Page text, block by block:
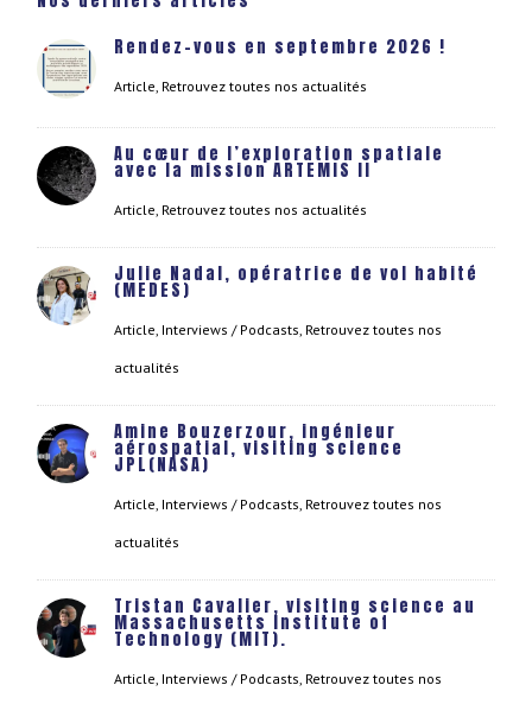
Rendez-vous en septembre 2026 !
Article, Retrouvez toutes nos actualités
Au cœur de l’exploration spatiale
avec la mission ARTEMIS II
Article, Retrouvez toutes nos actualités
Julie Nadal, opératrice de vol habité
(MEDES)
Article, Interviews / Podcasts, Retrouvez toutes nos
actualités
Amine Bouzerzour, ingénieur
aérospatial, visiting science
JPL(NASA)
Article, Interviews / Podcasts, Retrouvez toutes nos
actualités
Tristan Cavalier, visiting science au
Massachusetts Institute of
Technology (MIT).
Article, Interviews / Podcasts, Retrouvez toutes nos